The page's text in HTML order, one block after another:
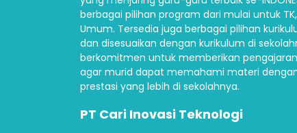
berbagai pilihan program dari mulai untuk TK,
Umum. Tersedia juga berbagai pilihan
dan disesuaikan dengan kurikulum di
berkomitmen untuk memberikan
agar murid dapat memahami materi
prestasi yang lebih di sekolahnya.
PT Cari Inovasi Teknologi